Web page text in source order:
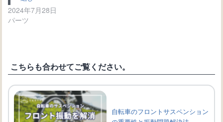
2024年7月28日
パーツ
こちらも合わせてご覧ください。
自転車のフロントサスペンション